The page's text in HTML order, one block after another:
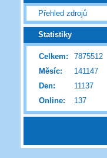
Přehled zdrojů
Statistiky
Online: 137
Celkem:
7875512
Měsíc:
141147
Den:
11137